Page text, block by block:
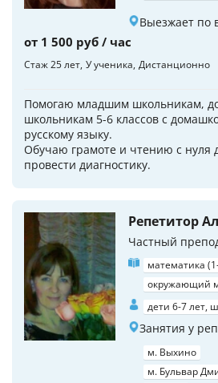
Выезжает по
от 1 500 руб / час
Стаж 25 лет У ученика Дистанционно
Помогаю младшим школьникам,
школьникам 5-6 классов с
русскому языку.
Обучаю грамоте и чтению с нуля
провести диагностику.
Репетитор
Частный
математика
окружающий
дети 6-7 лет,
Занятия у
м. Выхино
м. Бульвар